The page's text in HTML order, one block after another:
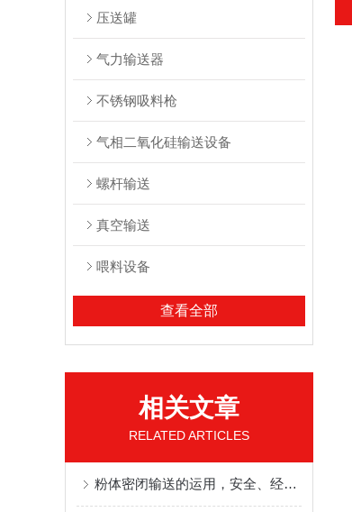
压送罐
气力输送器
不锈钢吸料枪
气相二氧化硅输送设备
螺杆输送
真空输送
喂料设备
查看全部
相关文章
RELATED ARTICLES
粉体密闭输送的运用，安全、经济且节能